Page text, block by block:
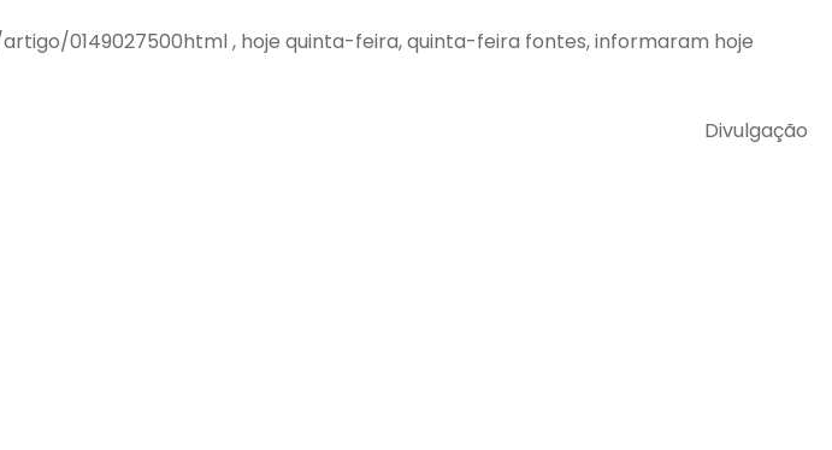
0149027500html , hoje quinta-feira, quinta-feira fontes, informaram hoje
Divulgação